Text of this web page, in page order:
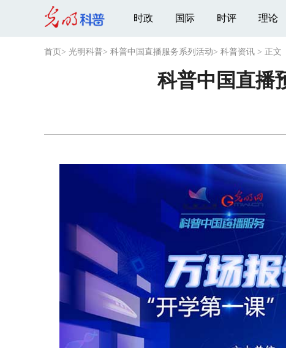
时政 国际 时评 理论
首页 > 光明科普> 科普中国直播服务系列活动> 科普资讯 > 正文
科普中国直播